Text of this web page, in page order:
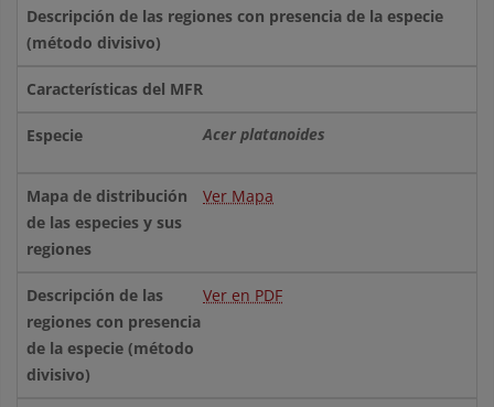
Descripción de las regiones con presencia de la especie
(método divisivo)
Características del MFR
Acer platanoides
Ver Mapa
Ver en PDF